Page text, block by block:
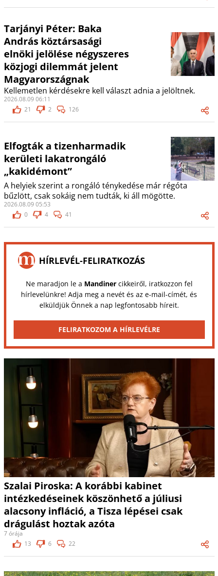
Tarjányi Péter: Baka
András köztársasági
elnöki jelölése négyszeres
közjogi dilemmát jelent
Magyarországnak
Kellemetlen kérdésekre kell választ adnia a jelöltnek.
2026.08.09 06:11
21
2 126
Elfogták a tizenharmadik
kerületi lakatrongáló
„kakidémont”
A helyiek szerint a rongáló ténykedése már régóta
bűzlött, csak sokáig nem tudták, ki áll mögötte.
2026.08.09 05:53
0
4 41
HÍRLEVÉL-FELIRATKOZÁS
Ne maradjon le a Mandinercikkeiről, iratkozzon fel
hírlevelünkre! Adja meg a nevét és az e-mail-címét, és
elküldjük Önnek a nap legfontosabb híreit.
FELIRATKOZOM A HÍRLEVÉLRE
Szalai Piroska: A korábbi kabinet
intézkedéseinek köszönhető a júliusi
alacsony infláció, a Tisza lépései csak
drágulást hoztak azóta
7 órája
13
6 22